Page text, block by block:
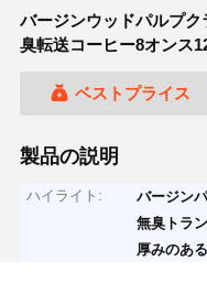
バージンウッドパルプ
臭転送コーヒー8オンス
ベストプライス
製品の説明
ハイライト: バージン
無臭トラ
厚みのあ